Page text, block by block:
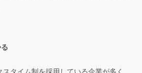
タイム制を採用している企業が多く、